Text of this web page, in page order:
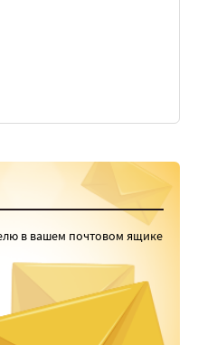
в вашем почтовом ящике